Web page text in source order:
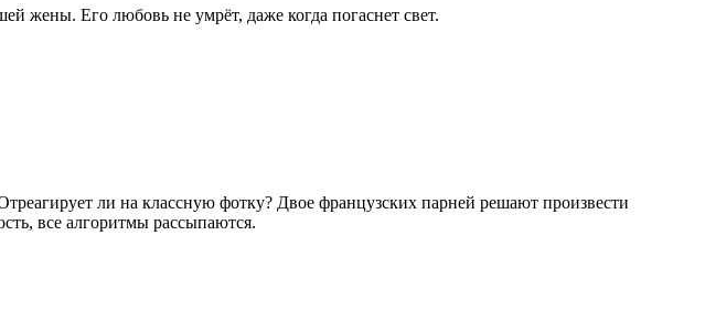
жены. Его любовь не умрёт, даже когда погаснет свет.
ли на классную фотку? Двое французских парней решают произвести
все алгоритмы рассыпаются.